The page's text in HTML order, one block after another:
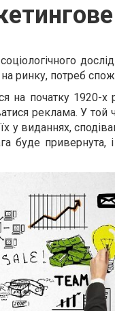
на ринку, потреб
на початку 1920-
реклама. У той
у виданнях,
буде